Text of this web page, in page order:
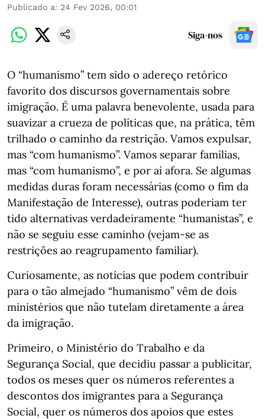
Publicado a: 24 Fev 2026, 00:01
Siga-nos
O “humanismo” tem sido o adereço retórico
favorito dos discursos governamentais sobre
imigração. É uma palavra benevolente, usada para
suavizar a crueza de políticas que, na prática, têm
trilhado o caminho da restrição. Vamos expulsar,
mas “com humanismo”. Vamos separar famílias,
mas “com humanismo”, e por aí afora. Se algumas
medidas duras foram necessárias (como o fim da
Manifestação de Interesse), outras poderiam ter
tido alternativas verdadeiramente “humanistas”, e
não se seguiu esse caminho (vejam-se as
restrições ao reagrupamento familiar).
Curiosamente, as notícias que podem contribuir
para o tão almejado “humanismo” vêm de dois
ministérios que não tutelam diretamente a área
da imigração.
Primeiro, o Ministério do Trabalho e da
Segurança Social, que decidiu passar a publicitar,
todos os meses quer os números referentes a
descontos dos imigrantes para a Segurança
Social, quer os números dos apoios que estes